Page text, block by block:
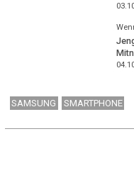
SAMSUNG SMARTPHONE